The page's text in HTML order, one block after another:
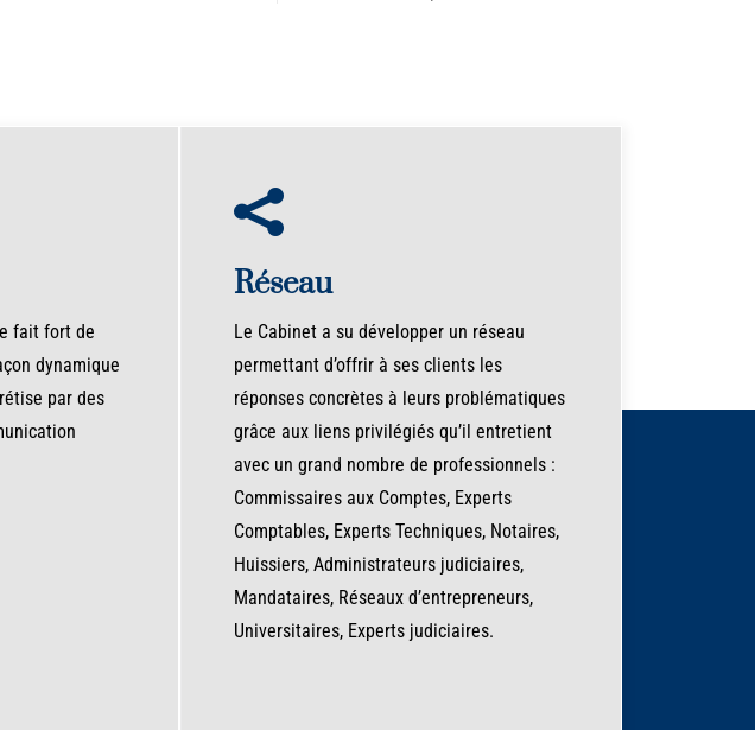
fait fort de
dynamique
par des

Réseau
Le Cabinet a su développer un réseau
permettant d’offrir à ses clients les
réponses concrètes à leurs problématiques
grâce aux liens privilégiés qu’il entretient
avec un grand nombre de professionnels :
Commissaires aux Comptes, Experts
Comptables, Experts Techniques, Notaires,
Huissiers, Administrateurs judiciaires,
Mandataires, Réseaux d’entrepreneurs,
Universitaires, Experts judiciaires.